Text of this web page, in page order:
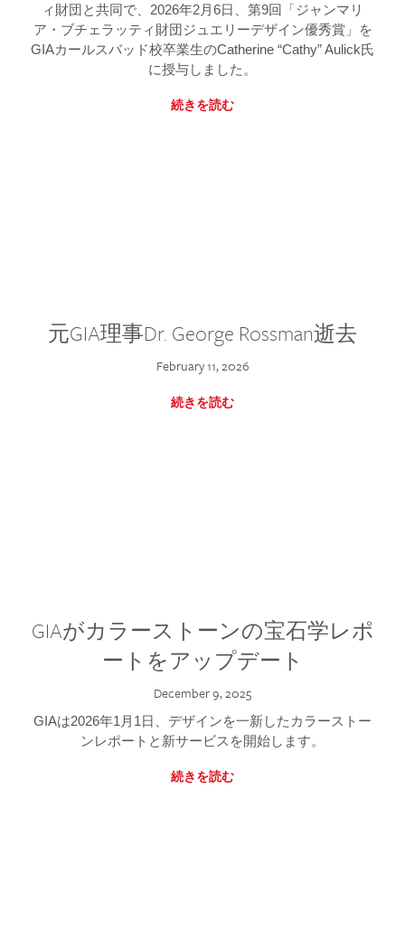
ィ財団と共同で、2026年2月6日、第9回「ジャンマリ
ア・ブチェラッティ財団ジュエリーデザイン優秀賞」を
GIAカールスバッド校卒業生のCatherine “Cathy” Aulick氏
に授与しました。
続きを読む
元GIA理事Dr. George Rossman逝去
February 11, 2026
続きを読む
GIAがカラーストーンの宝石学レポ
ートをアップデート
December 9, 2025
GIAは2026年1月1日、デザインを一新したカラーストー
ンレポートと新サービスを開始します。
続きを読む